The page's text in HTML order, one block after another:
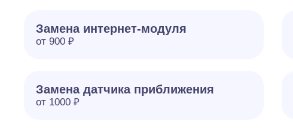
Замена интернет-модуля
от 900 ₽
Замена датчика приближения
от 1000 ₽